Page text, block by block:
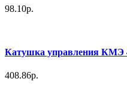
98.10р.
Катушка управления КМЭ
408.86р.